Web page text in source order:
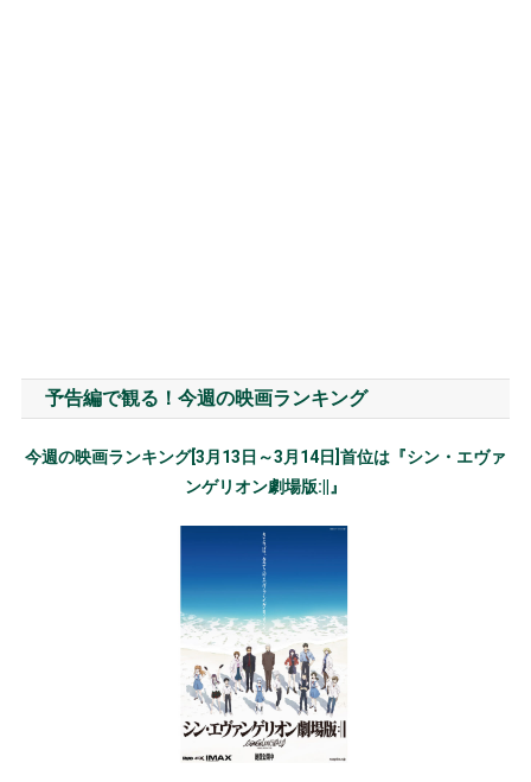
予告編で観る！今週の映画ランキング
今週の映画ランキング[3月13日～3月14日]首位は『シン・エヴァ
ンゲリオン劇場版:||』